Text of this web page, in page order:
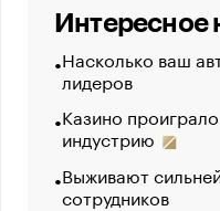
Интересное
Насколько ваш
лидеров
Казино
индустрию
Выживают
сотрудников